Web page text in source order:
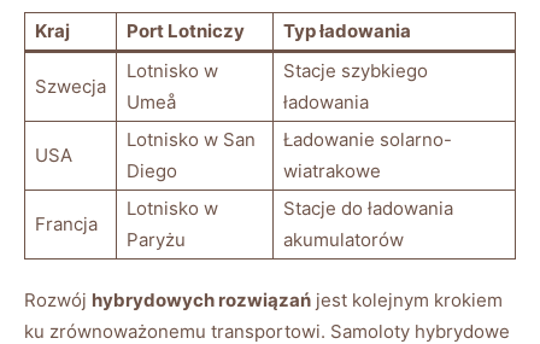
Kraj Port Lotniczy Typ ładowania
Szwecja
Lotnisko w
Umeå
Stacje szybkiego
ładowania
USA
Lotnisko w San
Diego
Ładowanie solarno-
wiatrakowe
Francja
Lotnisko w
Paryżu
Stacje do ładowania
akumulatorów
Rozwój hybrydowych rozwiązań jest kolejnym krokiem
ku zrównoważonemu transportowi. Samoloty hybrydowe